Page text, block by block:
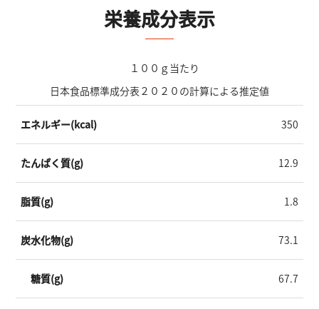
栄養成分表示
１００ｇ当たり
日本食品標準成分表２０２０の計算による推定値
エネルギー(kcal) 350
たんぱく質(g) 12.9
脂質(g) 1.8
炭水化物(g) 73.1
糖質(g) 67.7